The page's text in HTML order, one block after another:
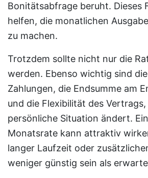
Bonitätsabfrage beruht. Dieses
helfen, die monatlichen
zu machen.
Trotzdem sollte nicht nur die
werden. Ebenso wichtig sind
Zahlungen, die Endsumme am
und die Flexibilität des
persönliche Situation ändert.
Monatsrate kann attraktiv
langer Laufzeit oder
weniger günstig sein als